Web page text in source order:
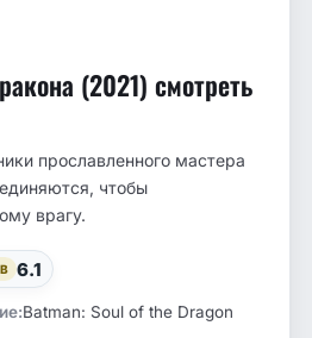
(2021) смотреть
прославленного мастера
чтобы
врагу.
6.1
Batman: Soul of the Dragon